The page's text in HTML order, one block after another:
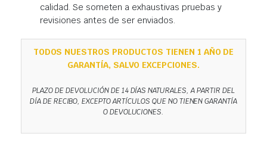
calidad. Se someten a exhaustivas pruebas y
revisiones antes de ser enviados.
TODOS NUESTROS PRODUCTOS TIENEN 1 AÑO DE
GARANTÍA, SALVO EXCEPCIONES.
PLAZO DE DEVOLUCIÓN DE 14 DÍAS NATURALES, A PARTIR DEL
DÍA DE RECIBO, EXCEPTO ARTÍCULOS QUE NO TIENEN GARANTÍA
O DEVOLUCIONES.